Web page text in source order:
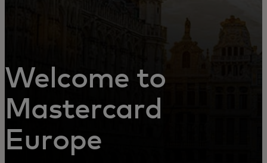
Welcome to
Mastercard
Europe